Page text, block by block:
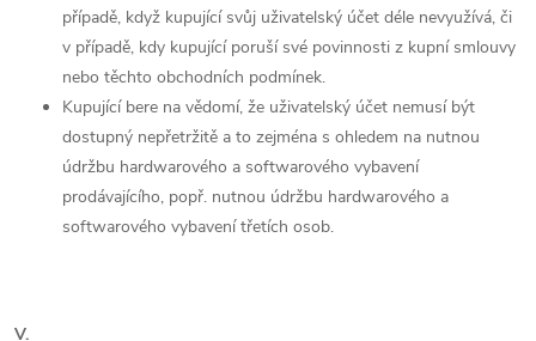
případě, když kupující svůj uživatelský účet déle nevyužívá, či
v případě, kdy kupující poruší své povinnosti z kupní smlouvy
nebo těchto obchodních podmínek.
Kupující bere na vědomí, že uživatelský účet nemusí být
dostupný nepřetržitě a to zejména s ohledem na nutnou
údržbu hardwarového a softwarového vybavení
prodávajícího, popř. nutnou údržbu hardwarového a
softwarového vybavení třetích osob.
V.